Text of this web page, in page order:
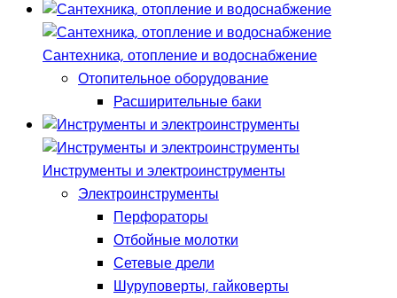
Сантехника, отопление и водоснабжение
Отопительное оборудование
Расширительные баки
Инструменты и электроинструменты
Электроинструменты
Перфораторы
Отбойные молотки
Сетевые дрели
Шуруповерты, гайковерты